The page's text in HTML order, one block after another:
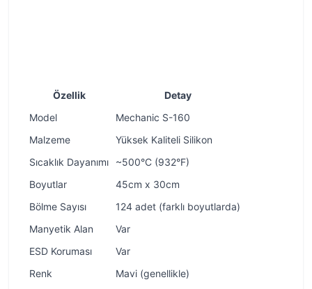
Özellik
Detay
Model
Mechanic S-160
Malzeme
Yüksek Kaliteli Silikon
Sıcaklık Dayanımı
~500°C (932°F)
Boyutlar
45cm x 30cm
Bölme Sayısı
124 adet (farklı boyutlarda)
Manyetik Alan
Var
ESD Koruması
Var
Renk
Mavi (genellikle)